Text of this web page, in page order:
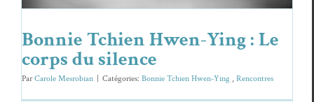
Bonnie Tchien Hwen-Ying : Le
corps du silence
ParCarole Mesrobian Caté­gories: Bon­nie Tchien Hwen-Ying , Ren­con­tres